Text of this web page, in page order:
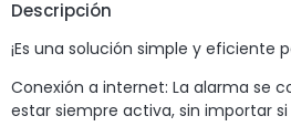
Descripción
¡Es una solución simple y eficiente
Conexión a internet: La alarma se
estar siempre activa, sin importar